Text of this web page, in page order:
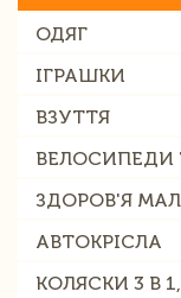
ОДЯГ
ІГРАШКИ
ВЗУТТЯ
ВЕЛОСИПЕДИ
ЗДОРОВ'Я
АВТОКРІСЛА
КОЛЯСКИ 3 В 1,